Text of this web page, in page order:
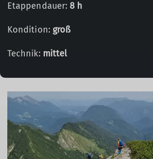
Etappendauer:8 h
Kondition: groß
Technik: mittel